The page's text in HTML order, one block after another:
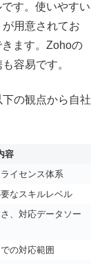
す。使いやすい
用意されてお
ます。Zohoの
容易です。
の観点から自社
容
イセンス体系
なスキルレベル
、対応データソー
の対応範囲